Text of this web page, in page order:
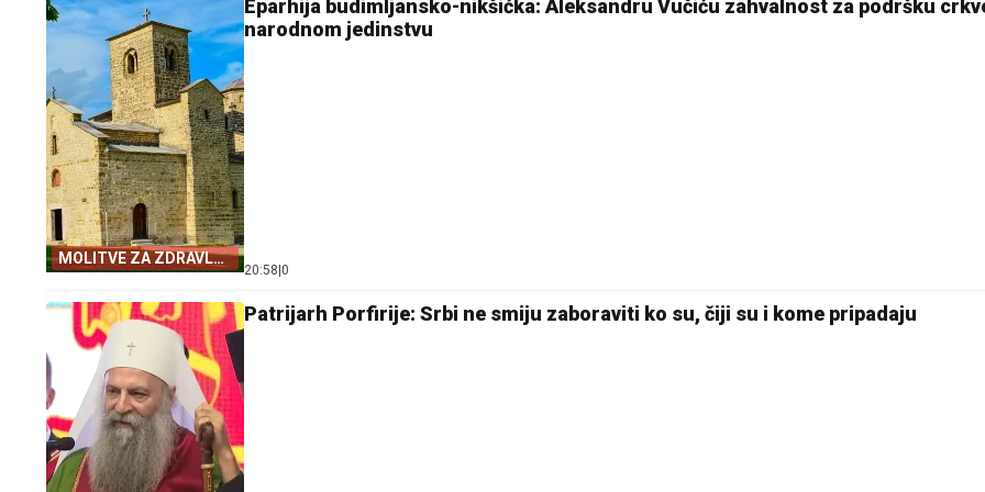
MOLITVE ZA ZDRAVLJE
I USPJEH
Eparhija budimljansko-nikšićka: Aleksandru Vučiću zahvalnost za podršku
narodnom jedinstvu
20:58 0
Patrijarh Porfirije: Srbi ne smiju zaboraviti ko su, čiji su i kome pripadaju